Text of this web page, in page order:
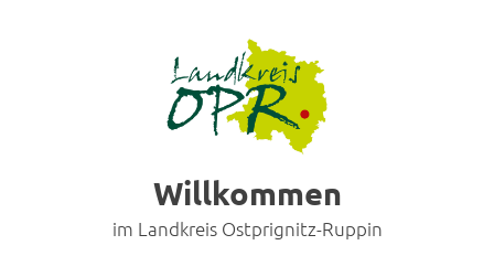
Willkommen
im Landkreis Ostprignitz-Ruppin